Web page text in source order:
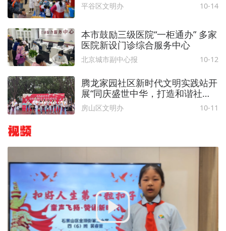
平谷区文明办 10-14
本市鼓励三级医院“一柜通办” 多家
医院新设门诊综合服务中心
北京城市副中心报 10-12
腾龙家园社区新时代文明实践站开
展“同庆盛世中华，打造和谐社
区，助力共富窦店” 迎国庆汇演活
动
房山区文明办 10-11
视频